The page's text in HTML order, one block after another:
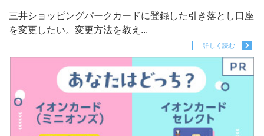
三井ショッピングパークカードに登録した引き落とし口座
を変更したい。変更方法を教え...
詳しく読む